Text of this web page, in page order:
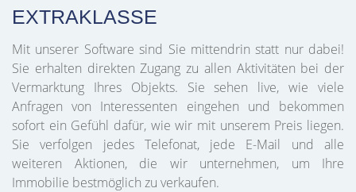
EXTRAKLASSE
Mit unserer Software sind Sie mittendrin statt nur dabei!
Sie erhalten direkten Zugang zu allen Aktivitäten bei der
Vermarktung Ihres Objekts. Sie sehen live, wie viele
Anfragen von Interessenten eingehen und bekommen
sofort ein Gefühl dafür, wie wir mit unserem Preis liegen.
Sie verfolgen jedes Telefonat, jede E-Mail und alle
weiteren Aktionen, die wir unternehmen, um Ihre
Immobilie bestmöglich zu verkaufen.